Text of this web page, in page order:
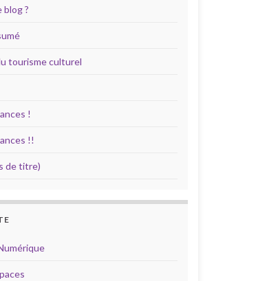
blog ?
tourisme culturel
!
!!
de titre)